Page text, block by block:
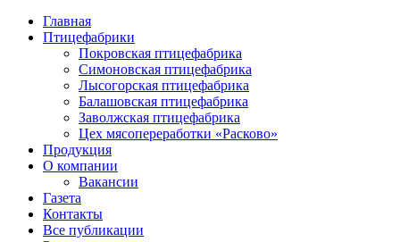
Главная
Птицефабрики
Покровская птицефабрика
Симоновская птицефабрика
Лысогорская птицефабрика
Балашовская птицефабрика
Заволжская птицефабрика
Цех мясопереработки «Расково»
Продукция
О компании
Вакансии
Газета
Контакты
Все публикации